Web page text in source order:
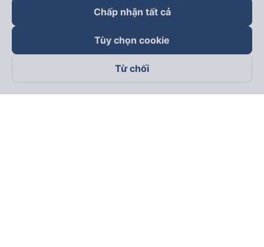
Theo dõi chúng tôi trên
Chấp nhận tất cả
Tùy chọn cookie
Từ chối